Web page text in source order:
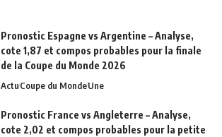
Pronostic Espagne vs Argentine – Analyse,
cote 1,87 et compos probables pour la finale
de la Coupe du Monde 2026
ActuCoupe du MondeUne
Pronostic France vs Angleterre – Analyse,
cote 2,02 et compos probables pour la petite